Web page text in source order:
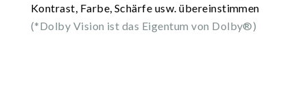
Kontrast, Farbe, Schärfe usw. übereinstimmen
(*Dolby Vision ist das Eigentum von Dolby®)